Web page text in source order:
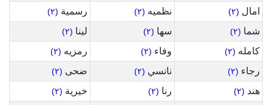
امال (٢) نظميه (٢) رسمية (٢)
شما (٢) سها (٢) لينا (٢)
كامله (٢) وفاء (٢) رمزيه (٢)
رجاء (٢) نانسي (٢) ضحى (٢)
هند (٢) رنا (٢) خيرية (٢)